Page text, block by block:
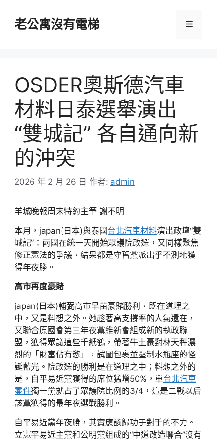
老公寓沒有電梯 選
OSDER奧斯德汽車
材料日泰選舉演出
“雙城記” 各自通向新
的沖突
2026 年 2 月 26 日 作者: admin
羊城晚報周末特約主筆 謝不明
本月，japan(日本)與泰國台北汽車材料演出政壇“雙
城記”：兩國在統一天開始眾議院改選，又同樣聚焦
修正憲法的爭議，結果都是守舊黨派出乎不測地獲
得年夜勝。
高市再度豪賭
japan(日本)輔弼高市早苗豪賭勝利，既在道理之
中，又是料想之外。她趁著高支撐率的人氣還在，
又聯合原國會第三年夜黨維新會組成新的執政聯
盟，獲得眾議這些千紙鶴，帶著牛土豪對林天秤濃
烈的「財富佔有慾」，試圖包裹並壓制水瓶座的怪
誕藍光。院改選的勝利是在道理之中；料想之外的
是，自平易近黨獲得的席位猛增50%，單台北汽車
零件獨一黨就占了眾議院比例的3/4，這是二戰以后
該黨獲得的最年夜選戰勝利。
自平易近黨年夜勝，其實應該歸功于對手的不力。
立憲平易近主黨和公明黨組成的“中道改造聯合”沒有